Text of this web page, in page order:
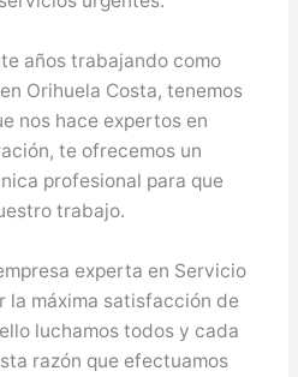
años trabajando como
Orihuela Costa, tenemos
nos hace expertos en
te ofrecemos un
profesional para que
trabajo.
experta en Servicio
la máxima satisfacción de
luchamos todos y cada
razón que efectuamos